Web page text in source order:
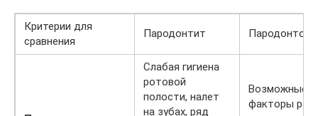
Критерии для
сравнения
Пародонтит Пародонтоз
Слабая гигиена
ротовой
полости, налет
на зубах, ряд
Возможные
факторы